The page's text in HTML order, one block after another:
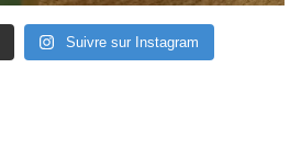
Suivre sur Instagram